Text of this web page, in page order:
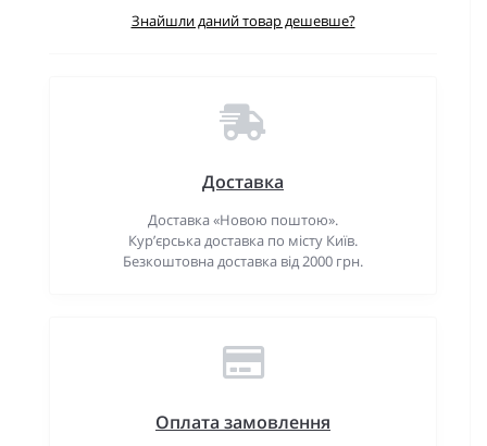
Знайшли даний товар дешевше?
Доставка
Доставка «Новою поштою».
Кур’єрська доставка по місту Київ.
Безкоштовна доставка від 2000 грн.
Оплата замовлення